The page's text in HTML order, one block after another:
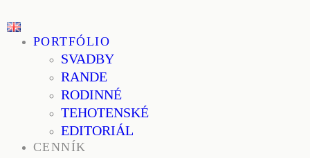
PORTFÓLIO
SVADBY
RANDE
RODINNÉ
TEHOTENSKÉ
EDITORIÁL
CENNÍK